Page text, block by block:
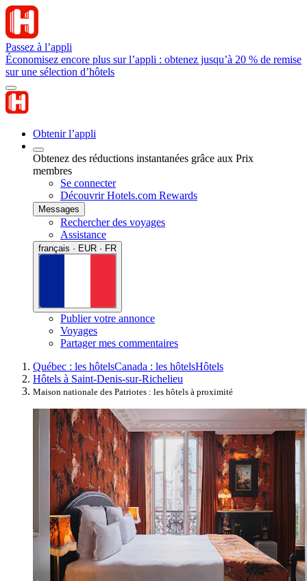
Passez à l’appli
Économisez encore plus sur l’appli : obtenez jusqu’à 20 % de remise
sur une sélection d’hôtels
Obtenir l’appli
Obtenez des réductions instantanées grâce aux Prix
membres
Se connecter
Découvrir Hotels.com Rewards
Messages
Rechercher des voyages
Assistance
français · EUR · FR
Publier votre annonce
Voyages
Partager mes commentaires
Québec : les hôtelsCanada : les hôtelsHôtels
Hôtels à Saint-Denis-sur-Richelieu
Maison nationale des Patriotes : les hôtels à proximité